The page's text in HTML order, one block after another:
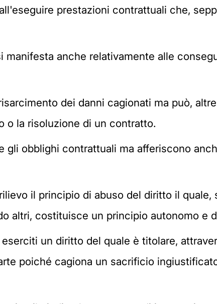
prestazioni contrattuali che,
anche relativamente alle
dei danni cagionati ma può,
o la risoluzione di un contratto.
gli obblighi contrattuali ma afferiscono
il principio di abuso del diritto il quale,
altri, costituisce un principio autonomo e
un diritto del quale è titolare,
poiché cagiona un sacrificio